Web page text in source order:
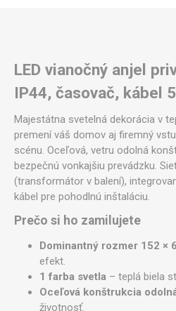
LED vianočný anjel
IP44, časovač, kábel
Majestátna svetelná dekorácia v
premení váš domov aj firemný
scénu. Oceľová, vetru odolná
bezpečnú vonkajšiu prevádzku.
(transformátor v balení),
kábel pre pohodlnú inštaláciu.
Prečo si ho zamilujete
Dominantný rozmer 152 ×
efekt.
1 farba svetla – teplá biela
Oceľová konštrukcia
životnosť.